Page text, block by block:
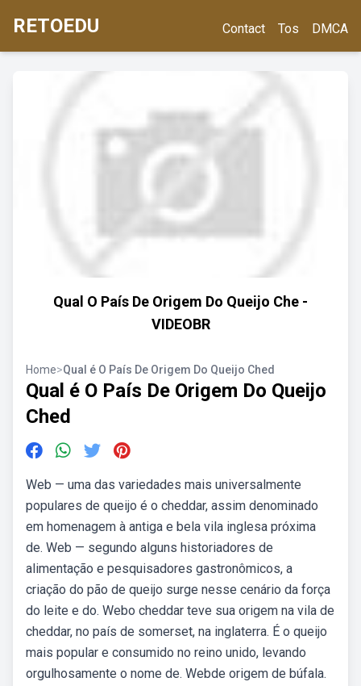
RETOEDU Contact Tos DMCA
Qual O País De Origem Do Queijo Che -
VIDEOBR
Home>Qual é O País De Origem Do Queijo Ched
Qual é O País De Origem Do Queijo
Ched
Web — uma das variedades mais universalmente
populares de queijo é o cheddar, assim denominado
em homenagem à antiga e bela vila inglesa próxima
de. Web — segundo alguns historiadores de
alimentação e pesquisadores gastronômicos, a
criação do pão de queijo surge nesse cenário da força
do leite e do. Webo cheddar teve sua origem na vila de
cheddar, no país de somerset, na inglaterra. É o queijo
mais popular e consumido no reino unido, levando
orgulhosamente o nome de. Webde origem de búfala.